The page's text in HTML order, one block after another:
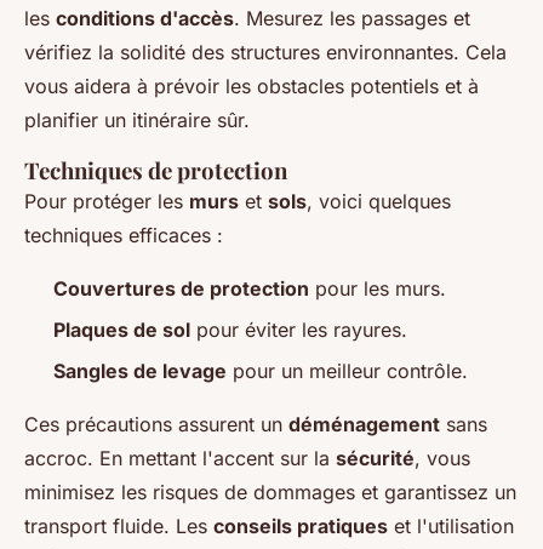
les conditions d'accès. Mesurez les passages et
vérifiez la solidité des structures environnantes. Cela
vous aidera à prévoir les obstacles potentiels et à
planifier un itinéraire sûr.
Techniques de protection
Pour protéger les murs et sols, voici quelques
techniques efficaces :
Couvertures de protection pour les murs.
Plaques de sol pour éviter les rayures.
Sangles de levage pour un meilleur contrôle.
Ces précautions assurent un déménagement sans
accroc. En mettant l'accent sur la sécurité, vous
minimisez les risques de dommages et garantissez un
transport fluide. Les conseils pratiques et l'utilisation